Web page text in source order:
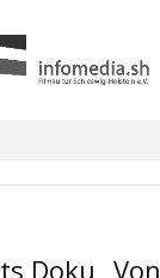
Doku „Von